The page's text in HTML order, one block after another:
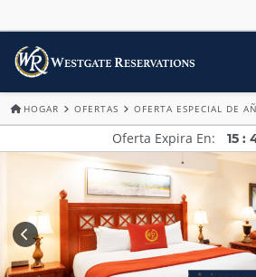
HOGAR OFERTAS OFERTA ESPECIAL DE
Oferta Expira En 15 :